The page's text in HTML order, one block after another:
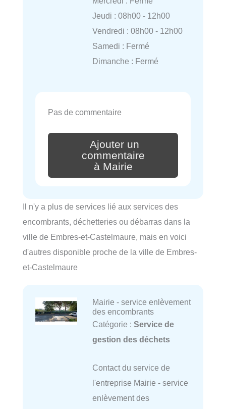
Jeudi : 08h00 - 12h00
Vendredi : 08h00 - 12h00
Samedi : Fermé
Dimanche : Fermé
Pas de commentaire
Ajouter un
commentaire
à Mairie
Il n'y a plus de services lié aux services des
encombrants, déchetteries ou débarras dans la
ville de Embres-et-Castelmaure, mais en voici
d'autres disponible proche de la ville de Embres-
et-Castelmaure
Mairie - service enlèvement
des encombrants
Catégorie : Service de
gestion des déchets
Contact du service de
l'entreprise Mairie - service
enlèvement des